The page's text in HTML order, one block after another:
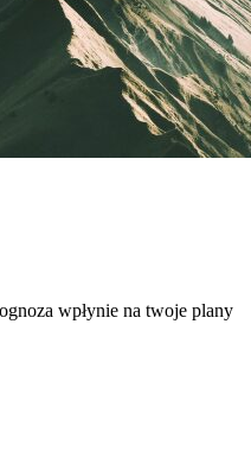
wpłynie na twoje plany